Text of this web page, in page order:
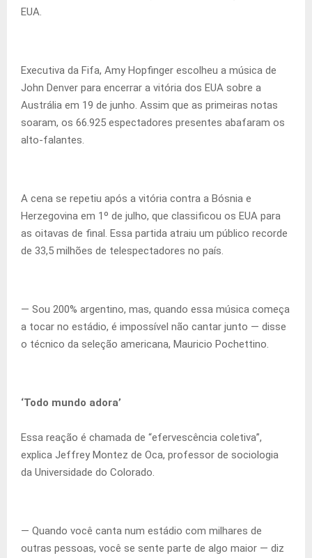
EUA.
Executiva da Fifa, Amy Hopfinger escolheu a música de
John Denver para encerrar a vitória dos EUA sobre a
Austrália em 19 de junho. Assim que as primeiras notas
soaram, os 66.925 espectadores presentes abafaram os
alto-falantes.
A cena se repetiu após a vitória contra a Bósnia e
Herzegovina em 1º de julho, que classificou os EUA para
as oitavas de final. Essa partida atraiu um público recorde
de 33,5 milhões de telespectadores no país.
— Sou 200% argentino, mas, quando essa música começa
a tocar no estádio, é impossível não cantar junto — disse
o técnico da seleção americana, Mauricio Pochettino.
‘Todo mundo adora’
Essa reação é chamada de “efervescência coletiva”,
explica Jeffrey Montez de Oca, professor de sociologia
da Universidade do Colorado.
— Quando você canta num estádio com milhares de
outras pessoas, você se sente parte de algo maior — diz